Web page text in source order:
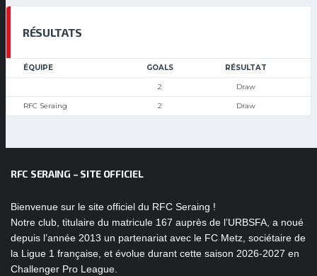
RÉSULTATS
ÉQUIPE GOALS RÉSULTAT
2 Draw
RFC Seraing 2 Draw
RFC SERAING – SITE OFFICIEL
Bienvenue sur le site officiel du RFC Seraing !
Notre club, titulaire du matricule 167 auprès de l’URBSFA, a noué
depuis l’année 2013 un partenariat avec le FC Metz, sociétaire de
la Ligue 1 française, et évolue durant cette saison 2026-2027 en
Challenger Pro League.